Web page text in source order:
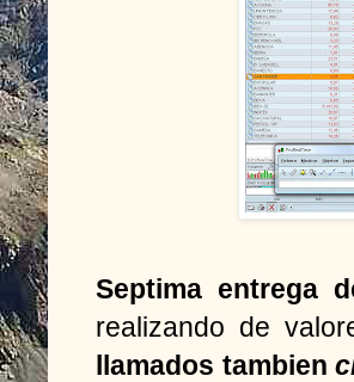
Septima entrega
realizando de
llamados tambien